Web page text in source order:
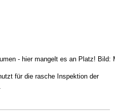
- hier mangelt es an Platz! Bild:
für die rasche Inspektion der